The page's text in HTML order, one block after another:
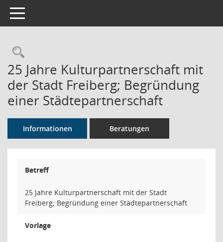
Toggle navigation
Rechercheauswahl
25 Jahre Kulturpartnerschaft mit
der Stadt Freiberg; Begründung
einer Städtepartnerschaft
Informationen Beratungen
Betreff
25 Jahre Kulturpartnerschaft mit der Stadt
Freiberg; Begründung einer Städtepartnerschaft
Vorlage